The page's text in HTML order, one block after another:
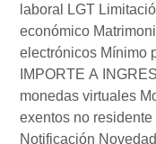
laboral
LGT
económico
electrónicos Mínimo
IMPORTE A
monedas virtuales
exentos no residente
Notificación